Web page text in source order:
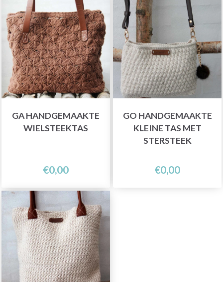
GA HANDGEMAAKTE
WIELSTEEKTAS
€0,00
GO HANDGEMAAKTE
KLEINE TAS MET
STERSTEEK
€0,00